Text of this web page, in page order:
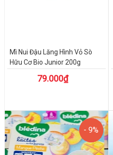
Mì Nui Đậu Lăng Hình Vỏ Sò
Hữu Cơ Bio Junior 200g
79.000₫
- 9%
- 9%